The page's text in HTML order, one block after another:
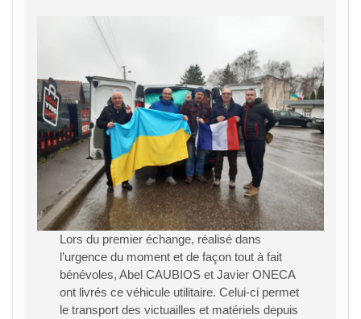
Lors du premier échange, réalisé dans
l’urgence du moment et de façon tout à fait
bénévoles, Abel CAUBIOS et Javier ONECA
ont livrés ce véhicule utilitaire. Celui-ci permet
le transport des victuailles et matériels depuis